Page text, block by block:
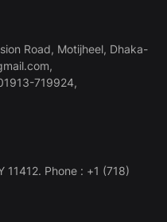
Road, Motijheel, Dhaka-
719924,
11412. Phone : +1 (718)